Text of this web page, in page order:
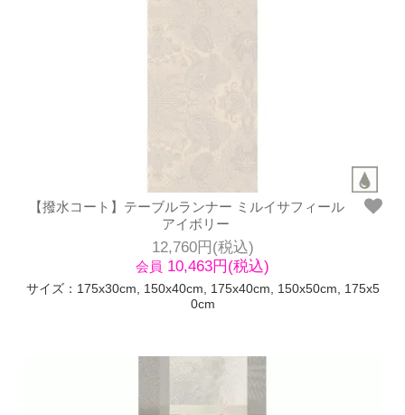
【撥水コート】テーブルランナー ミルイサフィール
アイボリー
12,760円(税込)
会員 10,463円(税込)
サイズ：175x30cm, 150x40cm, 175x40cm, 150x50cm, 175x5
0cm